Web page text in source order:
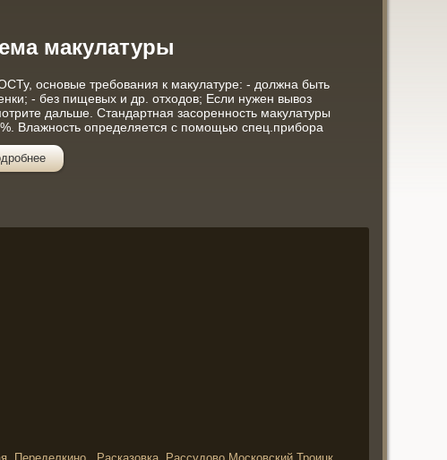
макулатуры
основые требования к макулатуре: - должна быть
- без пищевых и др. отходов; Если нужен вывоз
дальше. Стандартная засоренность макулатуры
Влажность определяется с помощью спец.прибора